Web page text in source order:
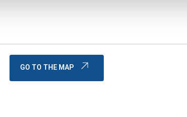
GO TO THE MAP